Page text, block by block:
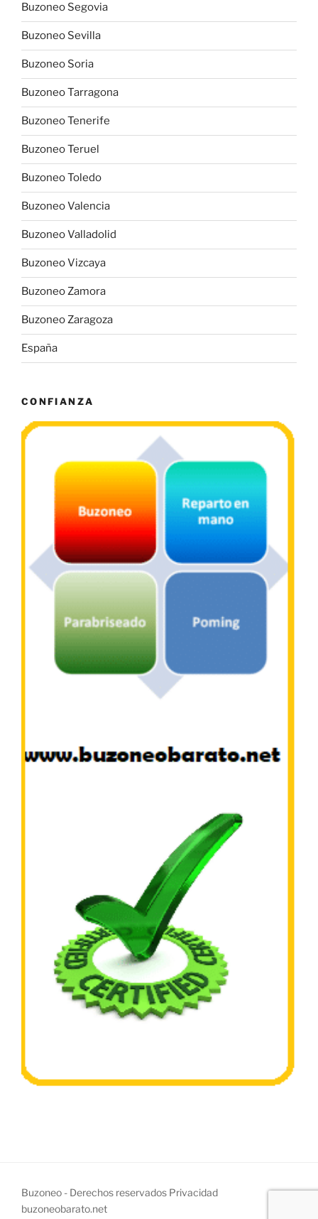
Buzoneo Segovia
Buzoneo Sevilla
Buzoneo Soria
Buzoneo Tarragona
Buzoneo Tenerife
Buzoneo Teruel
Buzoneo Toledo
Buzoneo Valencia
Buzoneo Valladolid
Buzoneo Vizcaya
Buzoneo Zamora
Buzoneo Zaragoza
España
CONFIANZA
Buzoneo - Derechos reservados Privacidad
buzoneobarato.net